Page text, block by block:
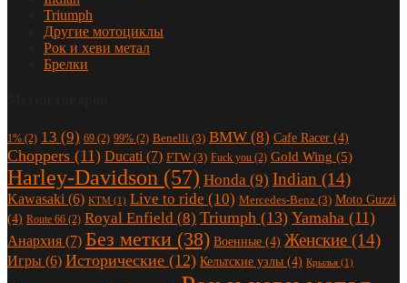
Triumph
Другие мотоциклы
Рок и хеви метал
Брелки
1% (2) 13 (9) 69 (2) 99% (2) Benelli (3) BMW (8) Cafe Racer (4)
Choppers (11) Ducati (7) FTW (3) Fuck you (2) Gold Wing (5)
Harley-Davidson (57) Honda (9) Indian (14)
Kawasaki (6) KTM (1) Live to ride (10) Mercedes-Benz (3) Moto Guzzi
(4) Route 66 (2) Royal Enfield (8) Triumph (13) Yamaha (11)
Анархия (7) Без метки (38) Военные (4) Женские (14)
Игры (6) Исторические (12) Кельтские узлы (4) Крылья (1)